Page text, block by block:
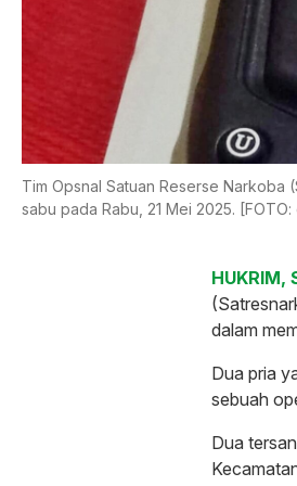
Tim Opsnal Satuan Reserse
sabu pada Rabu, 21 Mei 2025.
HUKRIM,
dalam
Dua pria
sebuah
Dua